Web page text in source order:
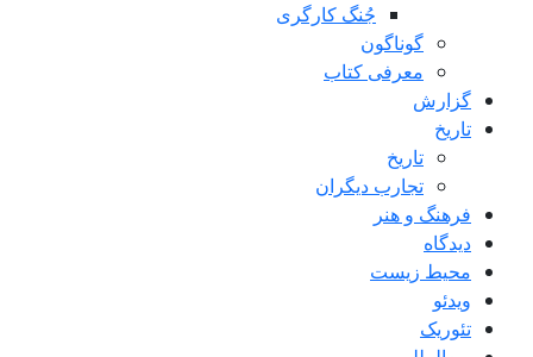
جُنگ کارگری
گوناگون
معرفی کتاب
گزارش
تاریخ
تاريخ
تجارب ديگران
فرهنگ و هنر
دیدگاه
محیط زیست
ویدئو
تئوریک